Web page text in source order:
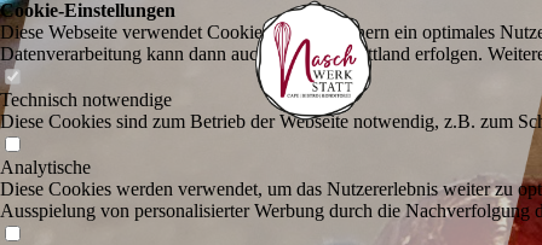
Cookie-Einstellungen
Diese Webseite verwendet Cookies, um Besuchern ein optimales
Datenverarbeitung kann dann auch in einem Drittland erfolgen.
Technisch notwendige
Diese Cookies sind zum Betrieb der Webseite notwendig, z.B. zum
Analytische
Diese Cookies werden verwendet, um das Nutzererlebnis weiter zu
Ausspielung von personalisierter Werbung durch die Nachverfolgung